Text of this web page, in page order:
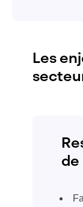
Les
de